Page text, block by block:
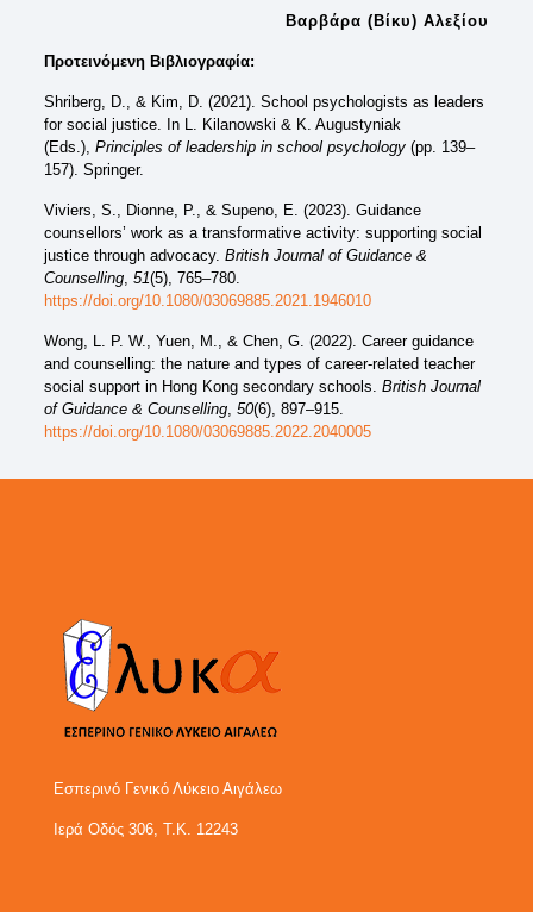
Βαρβάρα (Βίκυ) Αλεξίου
Προτεινόμενη Βιβλιογραφία:
Shriberg, D., & Kim, D. (2021). School psychologists as leaders
for social justice. In L. Kilanowski & K. Augustyniak
(Eds.), Principles of leadership in school psychology(pp. 139–
157). Springer.
Viviers, S., Dionne, P., & Supeno, E. (2023). Guidance
counsellors’ work as a transformative activity: supporting social
justice through advocacy. British Journal of Guidance &
Counselling, 51(5), 765–780.
https://doi.org/10.1080/03069885.2021.1946010
Wong, L. P. W., Yuen, M., & Chen, G. (2022). Career guidance
and counselling: the nature and types of career-related teacher
social support in Hong Kong secondary schools. British Journal
of Guidance & Counselling, 50(6), 897–915.
https://doi.org/10.1080/03069885.2022.2040005
Εσπερινό Γενικό Λύκειο Αιγάλεω
Ιερά Οδός 306, Τ.Κ. 12243